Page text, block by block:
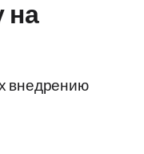
на
внедрению